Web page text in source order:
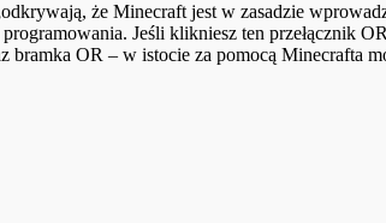
że Minecraft jest w zasadzie
Jeśli klikniesz ten przełącznik
OR – w istocie za pomocą Minecrafta